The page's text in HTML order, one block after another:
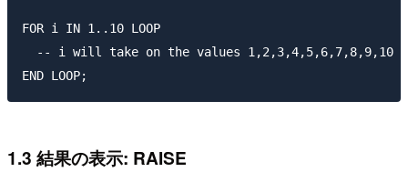
FOR i IN 1..10 LOOP
-- i will take on the values 1,2,3,4,5,6,7,8,9,10
1.3 結果の表示: RAISE